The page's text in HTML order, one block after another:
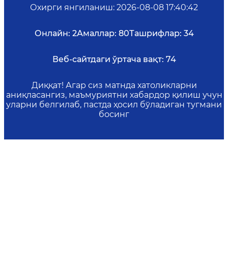
Охирги янгиланиш: 2026-08-08 17:40:42
Онлайн: 2Амаллар: 80Ташрифлар: 34
Веб-сайтдаги ўртача вақт: 74
Диққат! Агар сиз матнда хатоликларни
аниқласангиз, маъмуриятни хабардор қилиш учун
уларни белгилаб, пастда ҳосил бўладиган тугмани
босинг